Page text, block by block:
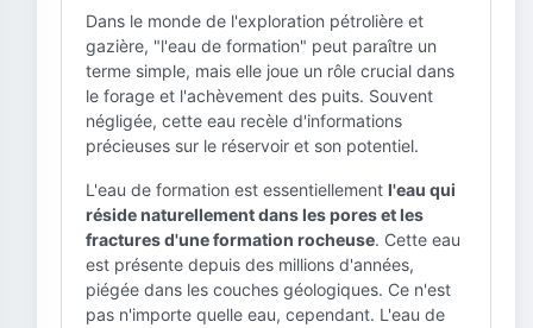
Dans le monde de l'exploration pétrolière et
gazière, "l'eau de formation" peut paraître un
terme simple, mais elle joue un rôle crucial dans
le forage et l'achèvement des puits. Souvent
négligée, cette eau recèle d'informations
précieuses sur le réservoir et son potentiel.
L'eau de formation est essentiellement l'eau qui
réside naturellement dans les pores et les
fractures d'une formation rocheuse. Cette eau
est présente depuis des millions d'années,
piégée dans les couches géologiques. Ce n'est
pas n'importe quelle eau, cependant. L'eau de